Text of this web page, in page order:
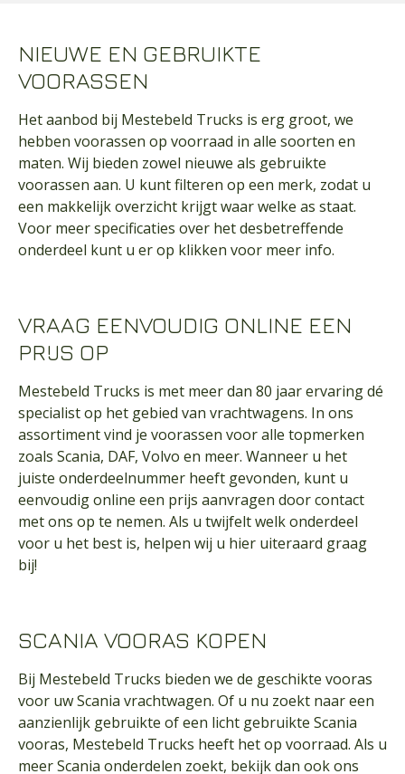
NIEUWE EN GEBRUIKTE
VOORASSEN
Het aanbod bij Mestebeld Trucks is erg groot, we
hebben voorassen op voorraad in alle soorten en
maten. Wij bieden zowel nieuwe als gebruikte
voorassen aan. U kunt filteren op een merk, zodat u
een makkelijk overzicht krijgt waar welke as staat.
Voor meer specificaties over het desbetreffende
onderdeel kunt u er op klikken voor meer info.
VRAAG EENVOUDIG ONLINE EEN
PRIJS OP
Mestebeld Trucks is met meer dan 80 jaar ervaring dé
specialist op het gebied van vrachtwagens. In ons
assortiment vind je voorassen voor alle topmerken
zoals Scania, DAF, Volvo en meer. Wanneer u het
juiste onderdeelnummer heeft gevonden, kunt u
eenvoudig online een prijs aanvragen door contact
met ons op te nemen. Als u twijfelt welk onderdeel
voor u het best is, helpen wij u hier uiteraard graag
bij!
SCANIA VOORAS KOPEN
Bij Mestebeld Trucks bieden we de geschikte vooras
voor uw Scania vrachtwagen. Of u nu zoekt naar een
aanzienlijk gebruikte of een licht gebruikte Scania
vooras, Mestebeld Trucks heeft het op voorraad. Als u
meer Scania onderdelen zoekt, bekijk dan ook ons